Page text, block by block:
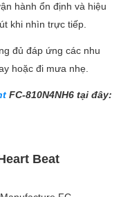
hành ổn định và hiệu
khi nhìn trực tiếp.
đủ đáp ứng các nhu
hoặc đi mưa nhẹ.
FC-810N4NH6 tại đây:
Beat